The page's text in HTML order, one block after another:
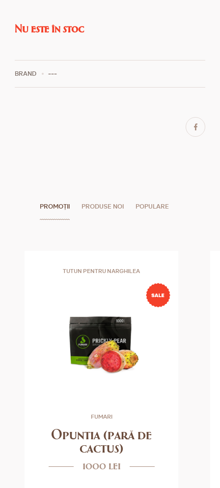
Nu este în stoc
BRAND ---
PROMOȚII PRODUSE NOI POPULARE
TUTUN PENTRU NARGHILEA
FUMARI
Opuntia (pară de
cactus)
1000 lei